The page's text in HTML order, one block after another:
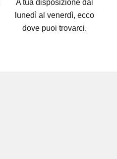
A tua disposizione dal
lunedì al venerdì, ecco
dove puoi trovarci.